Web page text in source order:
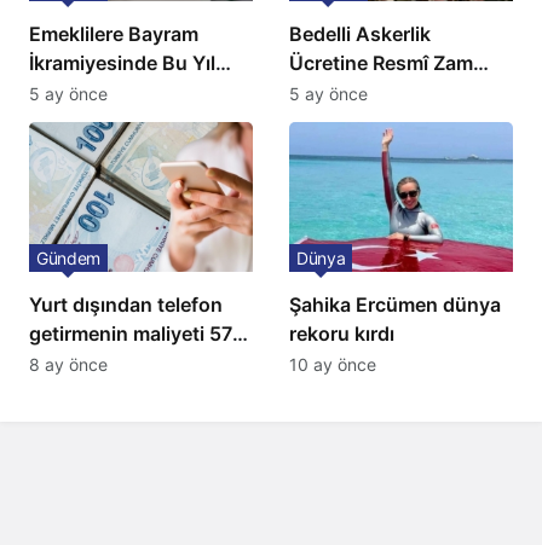
Emeklilere Bayram
İkramiyesinde Bu Yıl
Artış Gelmeyecek
5 ay önce
Bedelli Askerlik
Ücretine Resmî Zam
Geliyor
5 ay önce
Yurt dışından telefon
getirmenin maliyeti 57
bin lira oldu
Gündem
8 ay önce
Şahika Ercümen dünya
rekoru kırdı
Dünya
10 ay önce